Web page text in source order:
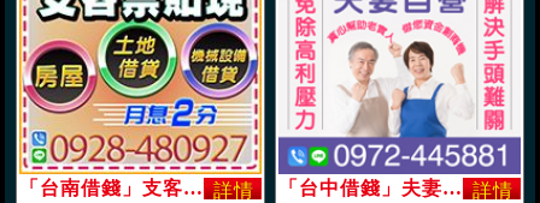
「台南借錢」支客票貼現，房屋土地借貸，月息2分起，機械設備借貸「即樂貸」 「台中借錢」夫妻自營，借您資金創商機，真心幫助老實人，免除高壓利息，解決手頭難關「即樂貸」